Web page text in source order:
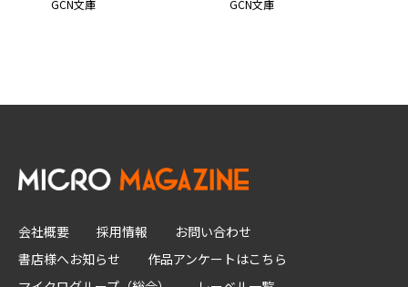
GCN文庫 GCN文庫
会社概要 採用情報
お問い合わせ
書店様へお知らせ
作品アンケートはこちら